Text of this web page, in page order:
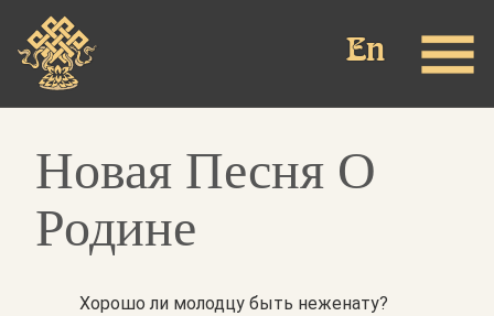
основному
содержанию
Новая Песня О
Родине
Хорошо ли молодцу быть неженату?